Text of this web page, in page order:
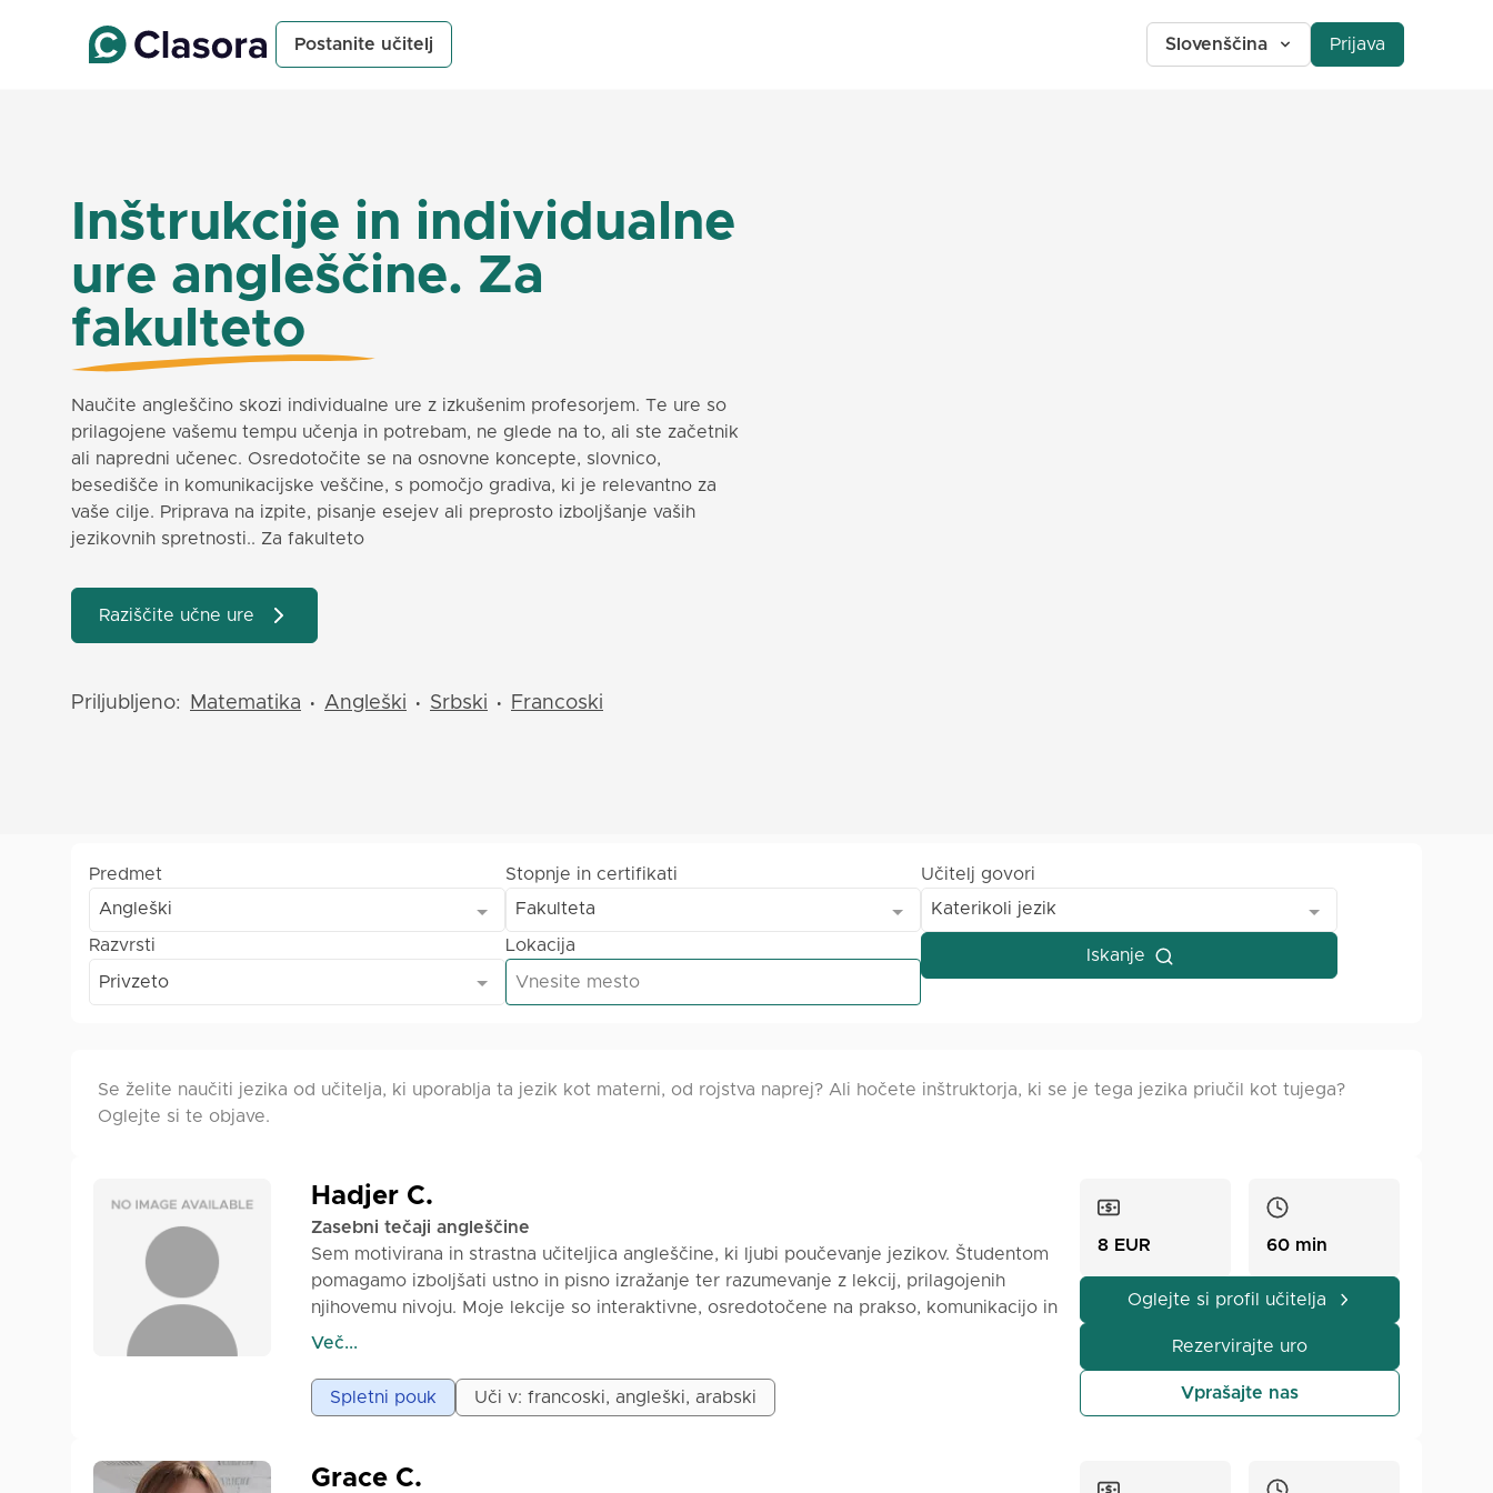
Postanite učitelj Slovenščina Prijava
Inštrukcije in individualne
ure angleščine. Za
fakulteto
Naučite angleščino skozi individualne ure z izkušenim profesorjem. Te ure so
prilagojene vašemu tempu učenja in potrebam, ne glede na to, ali ste začetnik
ali napredni učenec. Osredotočite se na osnovne koncepte, slovnico,
besedišče in komunikacijske veščine, s pomočjo gradiva, ki je relevantno za
vaše cilje. Priprava na izpite, pisanje esejev ali preprosto izboljšanje vaših
jezikovnih spretnosti.. Za fakulteto
Raziščite učne ure
Priljubljeno: Matematika • Angleški • Srbski • Francoski
Predmet
Angleški
Stopnje in certifikati
Fakulteta
Učitelj govori
Katerikoli jezik
Razvrsti
Privzeto
Lokacija
Iskanje
Se želite naučiti jezika od učitelja, ki uporablja ta jezik kot materni, od rojstva naprej? Ali hočete inštruktorja, ki se je tega jezika priučil kot tujega?
Oglejte si te objave.
Hadjer C.
Zasebni tečaji angleščine
Sem motivirana in strastna učiteljica angleščine, ki ljubi poučevanje jezikov. Študentom
pomagamo izboljšati ustno in pisno izražanje ter razumevanje z lekcij, prilagojenih
njihovemu nivoju. Moje lekcije so interaktivne, osredotočene na prakso, komunikacijo in
hiter napredek. Uporabljam različne vaje in personalizirano spremljanje za krepitev
cilje.
Več...
Spletni pouk Uči v: francoski, angleški, arabski
8 EUR 60 min
Oglejte si profil učitelja
Rezervirajte uro
Vprašajte nas
Grace C.